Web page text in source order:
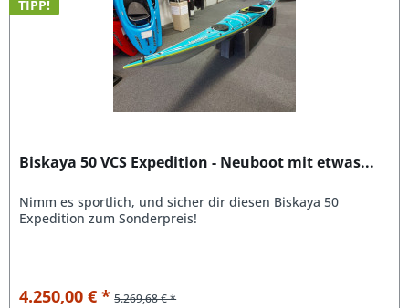
TIPP!
Biskaya 50 VCS Expedition - Neuboot mit etwas...
Nimm es sportlich, und sicher dir diesen Biskaya 50
Expedition zum Sonderpreis!
4.250,00 € * 5.269,68 € *